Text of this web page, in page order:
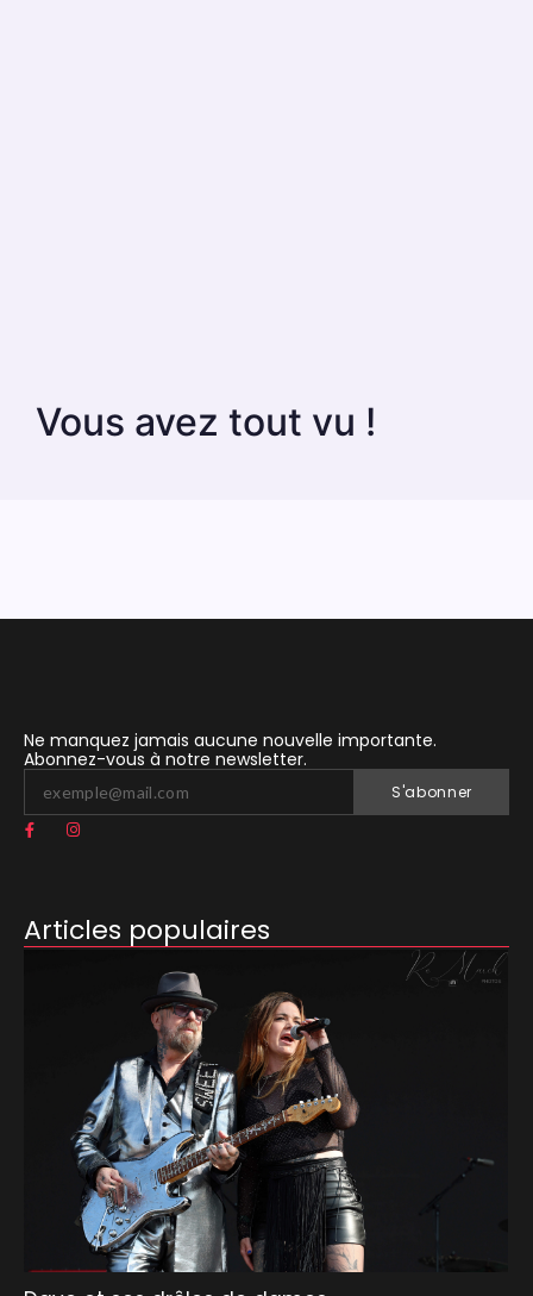
Vous avez tout vu !
Ne manquez jamais aucune nouvelle importante.
Abonnez-vous à notre newsletter.
S'abonner
Articles populaires